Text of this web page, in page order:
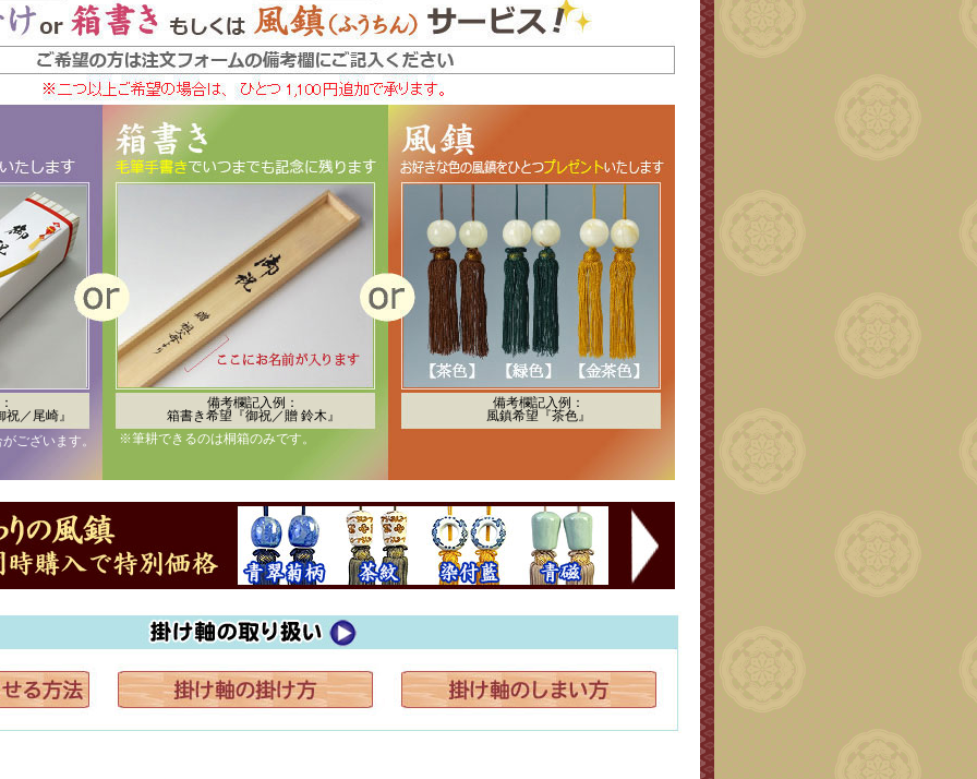
／尾崎』
備考欄記入例：
箱書き希望『御祝／贈 鈴木』
備考欄記入例：
風鎮希望『茶色』
ございます。
※筆耕できるのは桐箱のみです。